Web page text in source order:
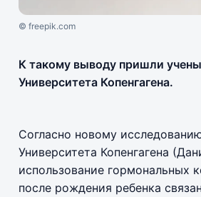
© freepik.com
К такому выводу пришли
Университета Копенгагена.
Согласно новому
Университета Копенгагена
использование гормональных
после рождения ребенка